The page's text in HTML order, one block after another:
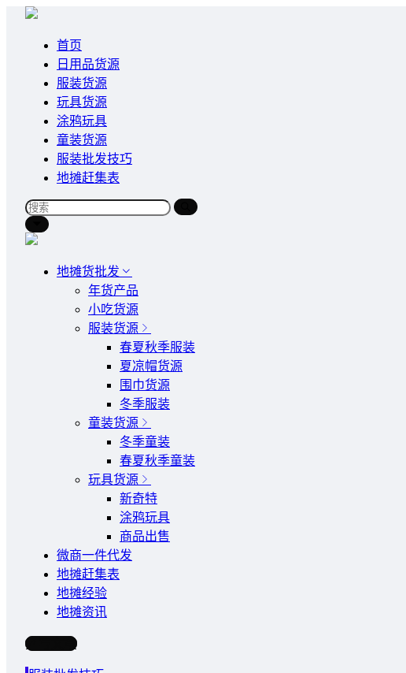
首页
日用品货源
服装货源
玩具货源
涂鸦玩具
童装货源
服装批发技巧
地摊赶集表
地摊货批发
年货产品
小吃货源
服装货源
春夏秋季服装
夏凉帽货源
围巾货源
冬季服装
童装货源
冬季童装
春夏秋季童装
玩具货源
新奇特
涂鸦玩具
商品出售
微商一件代发
地摊赶集表
地摊经验
地摊资讯
写文章